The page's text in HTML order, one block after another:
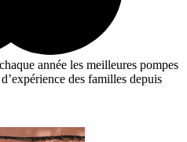
année les meilleures pompes
des familles depuis